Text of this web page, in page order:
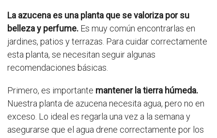
La azucena es una planta que se valoriza por su
belleza y perfume. Es muy común encontrarlas en
jardines, patios y terrazas. Para cuidar correctamente
esta planta, se necesitan seguir algunas
recomendaciones básicas.
Primero, es importante mantener la tierra húmeda.
Nuestra planta de azucena necesita agua, pero no en
exceso. Lo ideal es regarla una vez a la semana y
asegurarse que el agua drene correctamente por los